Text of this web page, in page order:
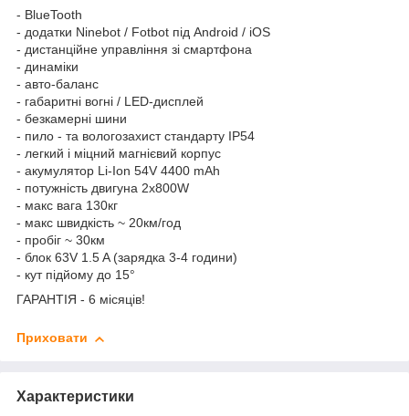
- BlueTooth
- додатки Ninebot / Fotbot під Android / iOS
- дистанційне управління зі смартфона
- динаміки
- авто-баланс
- габаритні вогні / LED-дисплей
- безкамерні шини
- пило - та вологозахист стандарту IP54
- легкий і міцний магнієвий корпус
- акумулятор Li-Ion 54V 4400 mAh
- потужність двигуна 2x800W
- макс вага 130кг
- макс швидкість ~ 20км/год
- пробіг ~ 30км
- блок 63V 1.5 A (зарядка 3-4 години)
- кут підйому до 15°
ГАРАНТІЯ - 6 місяців!
Приховати
Характеристики